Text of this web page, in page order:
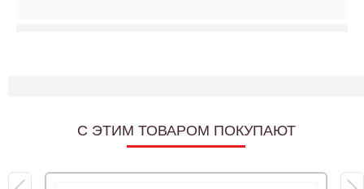
C ЭТИМ ТОВАРОМ ПОКУПАЮТ